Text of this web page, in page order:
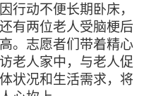
行动不便长期卧床，
有两位老人受脑梗后
。志愿者们带着精心
老人家中，与老人促
状况和生活需求，将